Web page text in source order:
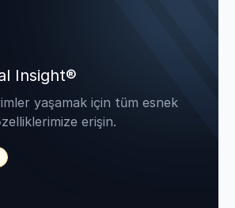
Insight®
yaşamak için tüm esnek
erişin.